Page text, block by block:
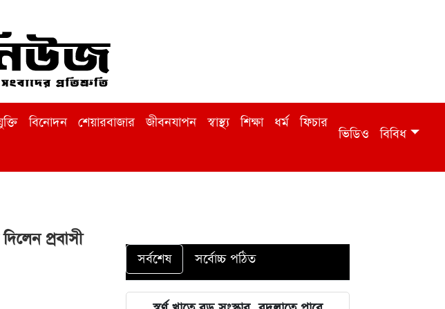
বিনোদন শেয়ারবাজার জীবনযাপন স্বাস্থ্য শিক্ষা ধর্ম ফিচার
ভিডিও বিবিধ
প্রবাসী
সর্বশেষ সর্বোচ্চ পঠিত